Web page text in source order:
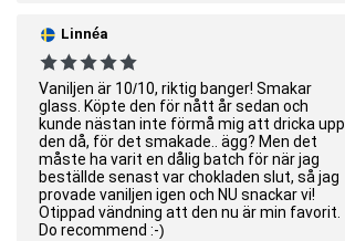
Linnéa
Vaniljen är 10/10, riktig banger! Smakar
glass. Köpte den för nått år sedan och
kunde nästan inte förmå mig att dricka upp
den då, för det smakade.. ägg? Men det
måste ha varit en dålig batch för när jag
beställde senast var chokladen slut, så jag
provade vaniljen igen och NU snackar vi!
Otippad vändning att den nu är min favorit.
Do recommend :-)